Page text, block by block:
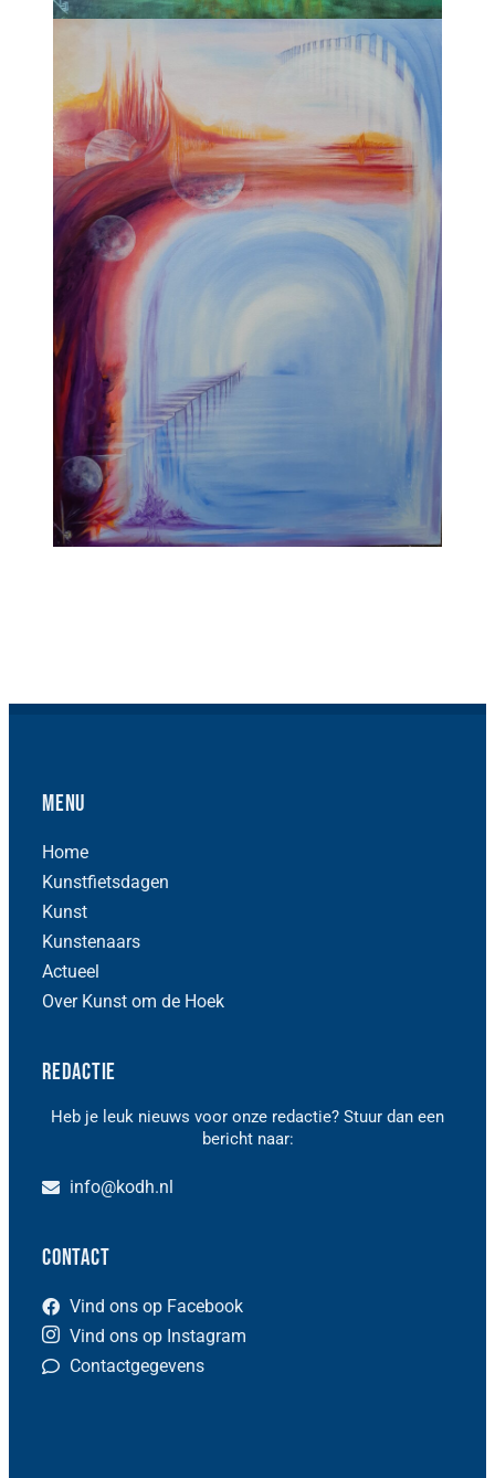
Menu
Home
Kunstfietsdagen
Kunst
Kunstenaars
Actueel
Over Kunst om de Hoek
Redactie
Heb je leuk nieuws voor onze redactie? Stuur dan een
bericht naar:
info@kodh.nl
Contact
Vind ons op Facebook
Vind ons op Instagram
Contactgegevens